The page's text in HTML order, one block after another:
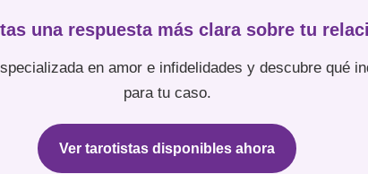
una respuesta más clara sobre tu
en amor e infidelidades y descubre qué
para tu caso.
Ver tarotistas disponibles ahora